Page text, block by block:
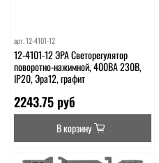
арт.12-4101-12
12-4101-12 ЭРА Светорегулятор
поворотно-нажимной, 400ВА 230В,
IP20, Эра12, графит
2243.75 руб
В корзину